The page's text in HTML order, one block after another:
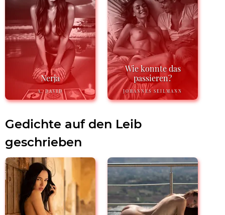
Nerja
A. DAVID
Wie konnte das
passieren?
JOHANNES SEILMANN
Gedichte auf den Leib
geschrieben